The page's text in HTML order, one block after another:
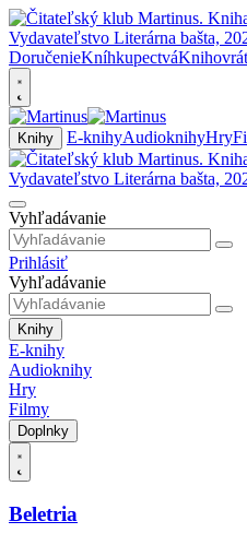
DoručenieKníhkupectvá
Knihy E-knihyAudioknihyHry
Vyhľadávanie
Prihlásiť
Vyhľadávanie
Knihy
E-knihy
Audioknihy
Hry
Filmy
Doplnky
Beletria